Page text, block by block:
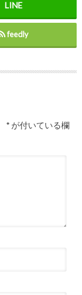
feedly
*が付いている欄